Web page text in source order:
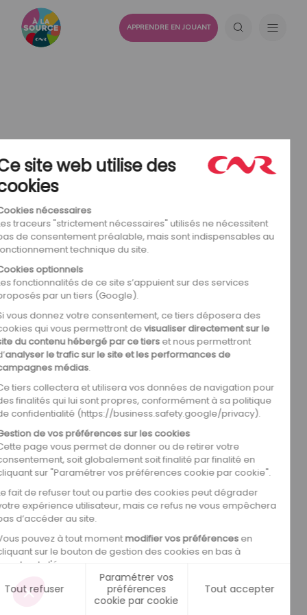
APPRENDRE EN JOUANT
000